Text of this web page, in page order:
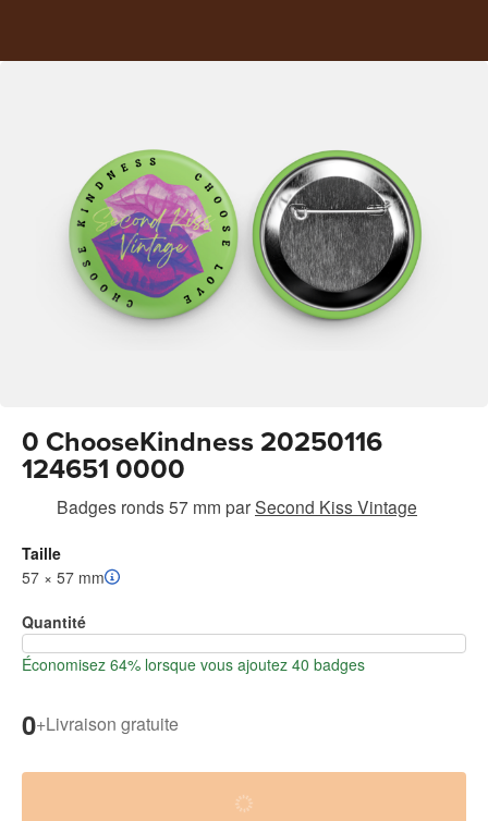
0 ChooseKindness 20250116
124651 0000
Badges ronds 57 mm parSecond Kiss Vintage
Taille
57 × 57 mm
Quantité
Économisez 64% lorsque vous ajoutez 40 badges
0+Livraison gratuite